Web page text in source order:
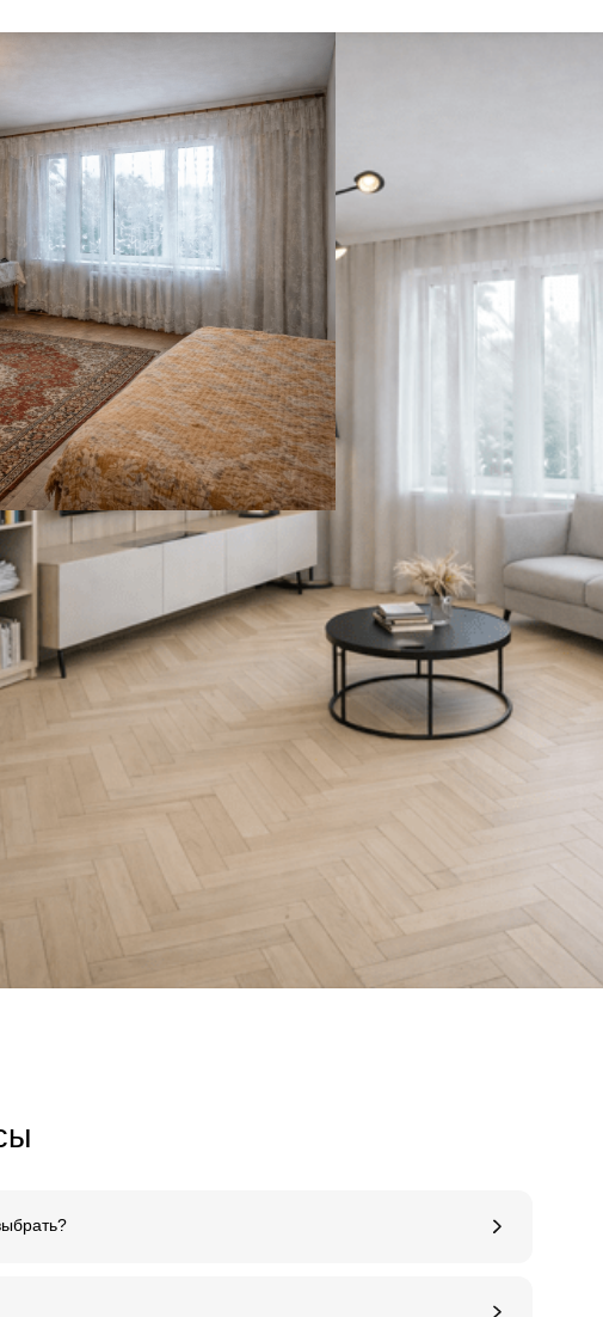
шва Пробковые компенсаторы Средства по
LACONISTIQ LIGHT СОЕДИНИТЕЛЬ УГЛОВОЙ
В корзину
внешний вид
деталям
для изготовления
При производстве
станки лучших